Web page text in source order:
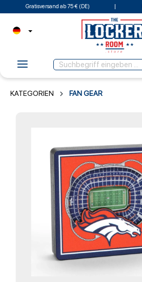
Gratisversand ab 75 € (DE)
KATEGORIEN FAN GEAR